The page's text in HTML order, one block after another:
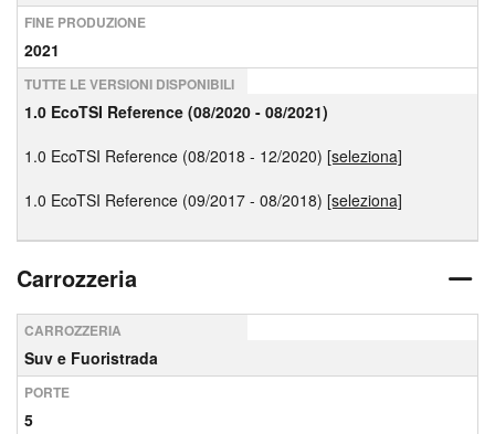
FINE PRODUZIONE
2021
TUTTE LE VERSIONI DISPONIBILI
1.0 EcoTSI Reference (08/2020 - 08/2021)
1.0 EcoTSI Reference (08/2018 - 12/2020) [seleziona]
1.0 EcoTSI Reference (09/2017 - 08/2018) [seleziona]
Carrozzeria
CARROZZERIA
Suv e Fuoristrada
PORTE
5